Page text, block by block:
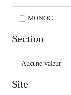
MONOG
Section
Aucune valeur
Site